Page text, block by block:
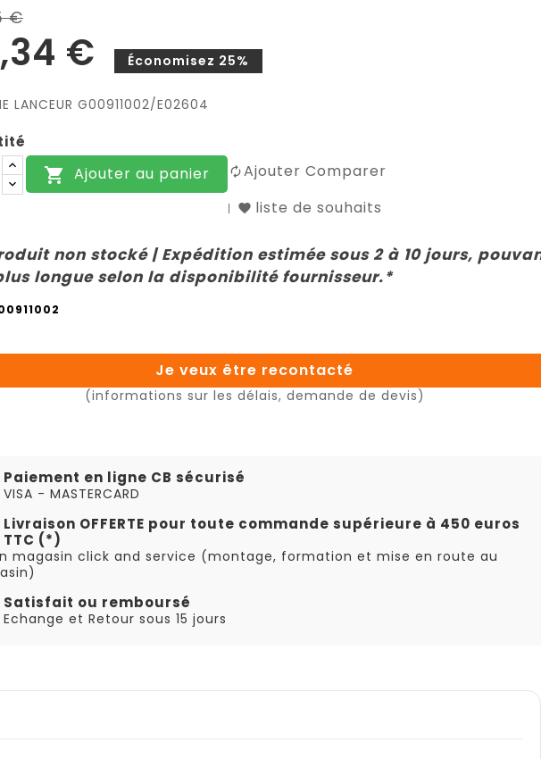
€
€
Économisez 25%
LANCEUR G00911002/E02604
 Ajouter au panier
Ajouter Comparer
liste de souhaits
non stocké | Expédition estimée sous 2 à 10 jours,
longue selon la disponibilité fournisseur.*
Je veux être recontacté
(informations sur les délais, demande de devis)
Paiement en ligne CB sécurisé
VISA - MASTERCARD
Livraison OFFERTE pour toute commande supérieure à 450 euros
TTC (*)
magasin click and service (montage, formation et mise en route au
Satisfait ou remboursé
Echange et Retour sous 15 jours